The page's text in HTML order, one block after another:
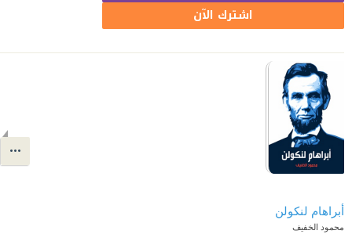
اشترك الآن
أبراهام لنكولن
محمود الخفيف